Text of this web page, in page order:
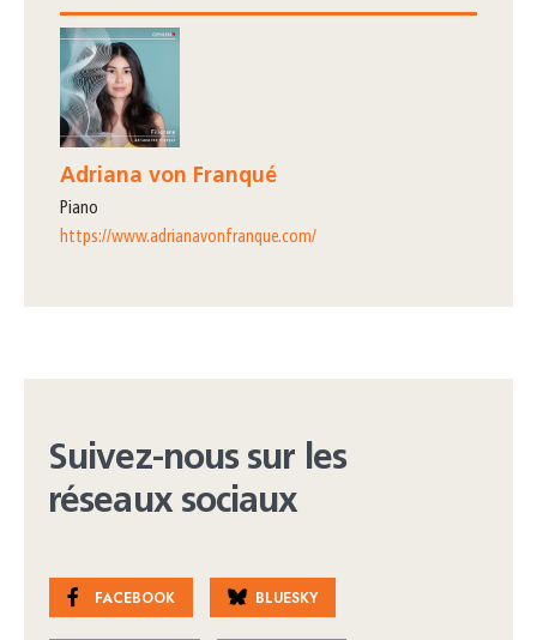
Adriana von Franqué
piano
https://www.adrianavonfranque.com/
Suivez-nous sur les
réseaux sociaux
FACEBOOK BLUESKY